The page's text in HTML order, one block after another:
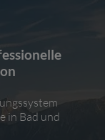
in Bad und